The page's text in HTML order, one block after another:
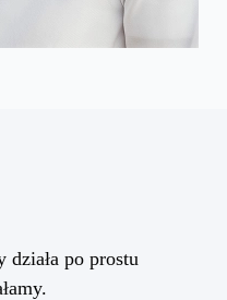
działa po prostu